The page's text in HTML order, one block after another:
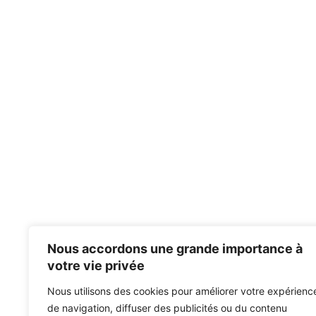
Nous accordons une grande importance à
votre vie privée
Nous utilisons des cookies pour améliorer votre
de navigation, diffuser des publicités ou du contenu